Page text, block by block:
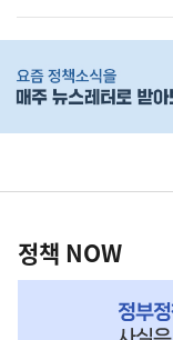
단
영
책
NOW,
정책 NOW